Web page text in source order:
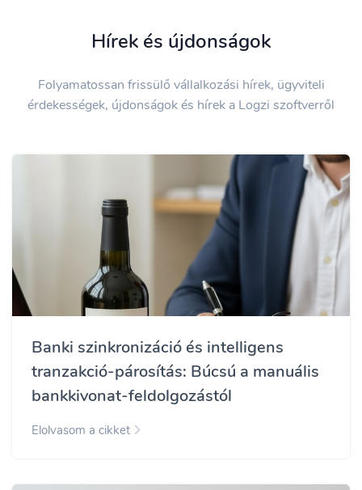
Hírek és újdonságok
Folyamatossan frissülő vállalkozási hírek, ügyviteli
érdekességek, újdonságok és hírek a Logzi szoftverről
Banki szinkronizáció és intelligens
tranzakció-párosítás: Búcsú a manuális
bankkivonat-feldolgozástól
Elolvasom a cikket